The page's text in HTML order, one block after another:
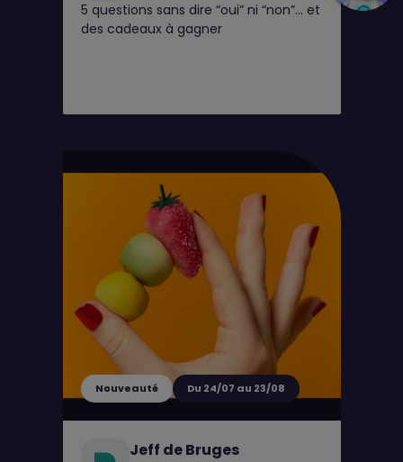
5 questions sans dire “oui” ni “non”… et
des cadeaux à gagner
Nouveauté Du 24/07 au 23/08
Jeff de Bruges